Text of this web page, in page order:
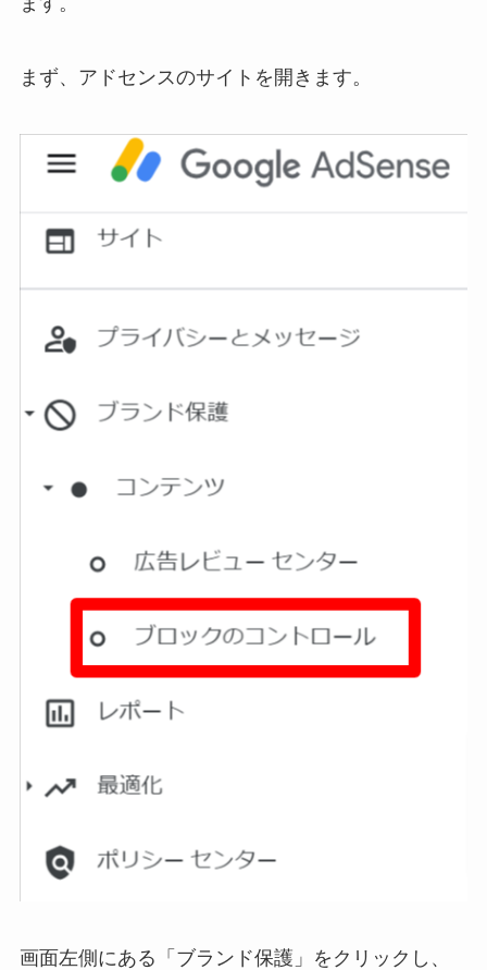
まず、アドセンスのサイトを開きます。
画面左側にある「ブランド保護」をクリックし、